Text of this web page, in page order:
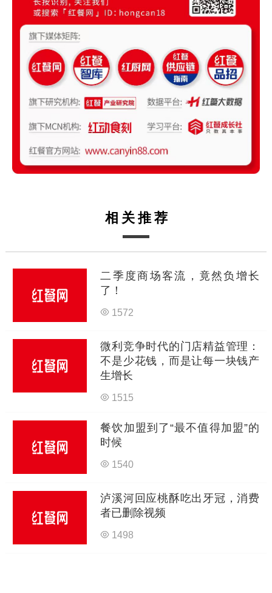
相关推荐
二季度商场客流，竟然负增长
了！
1572
微利竞争时代的门店精益管理：
不是少花钱，而是让每一块钱产
生增长
1515
餐饮加盟到了“最不值得加盟”的
时候
1540
泸溪河回应桃酥吃出牙冠，消费
者已删除视频
1498